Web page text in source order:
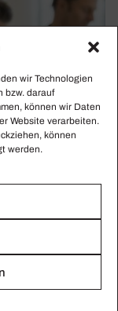
wir Technologien
bzw. darauf
können wir Daten
Website verarbeiten.
können
werden.
und Publi­
oder
in Berlin, das
Jahre Volksoper